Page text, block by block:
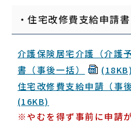
・住宅改修費支給申請書
介護保険居宅介護（介護
書（事後一括）
(18KB)
住宅改修費支給申請（事
(16KB)
※やむを得ず事前に申請